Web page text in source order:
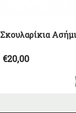
Σκουλαρίκια
€20,00